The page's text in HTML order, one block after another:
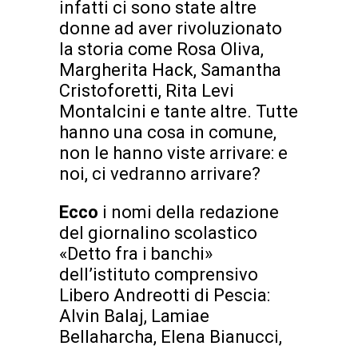
infatti ci sono state altre
donne ad aver rivoluzionato
la storia come Rosa Oliva,
Margherita Hack, Samantha
Cristoforetti, Rita Levi
Montalcini e tante altre. Tutte
hanno una cosa in comune,
non le hanno viste arrivare: e
noi, ci vedranno arrivare?
Ecco i nomi della redazione
del giornalino scolastico
«Detto fra i banchi»
dell’istituto comprensivo
Libero Andreotti di Pescia:
Alvin Balaj, Lamiae
Bellaharcha, Elena Bianucci,